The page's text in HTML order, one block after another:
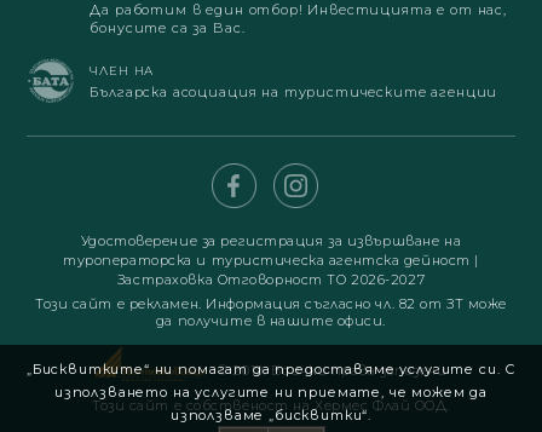
Да работим в един отбор! Инвестицията е от нас,
бонусите са за Вас.
ЧЛЕН НА
Българска асоциация на туристическите агенции
Удостоверение за регистрация за извършване на
туроператорска и туристическа агентска дейност |
Застраховка Отговорност ТО 2026-2027
Този сайт е рекламен. Информация съгласно чл. 82 от ЗТ може
да получите в нашите офиси.
© 2019. Всички права запазени
Този сайт е собственост на Хермес Флай ООД.
„Бисквитките“ ни помагат да предоставяме услугите си. С
използването на услугите ни приемате, че можем да
използваме „бисквитки“.